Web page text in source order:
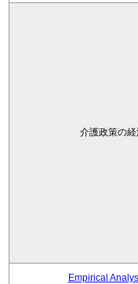
介護政策の
Empirical